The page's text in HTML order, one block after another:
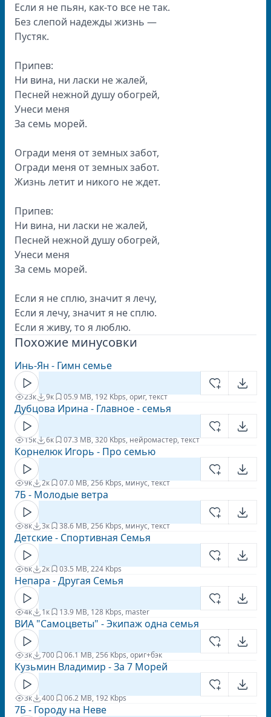
Если я не пьян, как-то все не так.
Без слепой надежды жизнь —
Пустяк.
Припев:
Ни вина, ни ласки не жалей,
Песней нежной душу обогрей,
Унеси меня
За семь морей.
Огради меня от земных забот,
Огради меня от земных забот.
Жизнь летит и никого не ждет.
Припев:
Ни вина, ни ласки не жалей,
Песней нежной душу обогрей,
Унеси меня
За семь морей.
Если я не сплю, значит я лечу,
Если я лечу, значит я не сплю.
Если я живу, то я люблю.
Похожие минусовки
Инь-Ян - Гимн семье
23к 9к 05.9 MB, 192 Kbps, ориг, текст
Дубцова Ирина - Главное - семья
15к 6к 07.3 MB, 320 Kbps, нейромастер, текст
Корнелюк Игорь - Про семью
9к 2к 07.0 MB, 256 Kbps, минус, текст
7Б - Молодые ветра
8к 3к 38.6 MB, 256 Kbps, минус, текст
Детские - Спортивная Семья
6к 2к 03.5 MB, 224 Kbps
Непара - Другая Семья
4к 1к 13.9 MB, 128 Kbps, master
ВИА "Самоцветы" - Экипаж одна семья
3к 700 06.1 MB, 256 Kbps, ориг+бэк
Кузьмин Владимир - За 7 Морей
3к 400 06.2 MB, 192 Kbps
7Б - Городу на Неве